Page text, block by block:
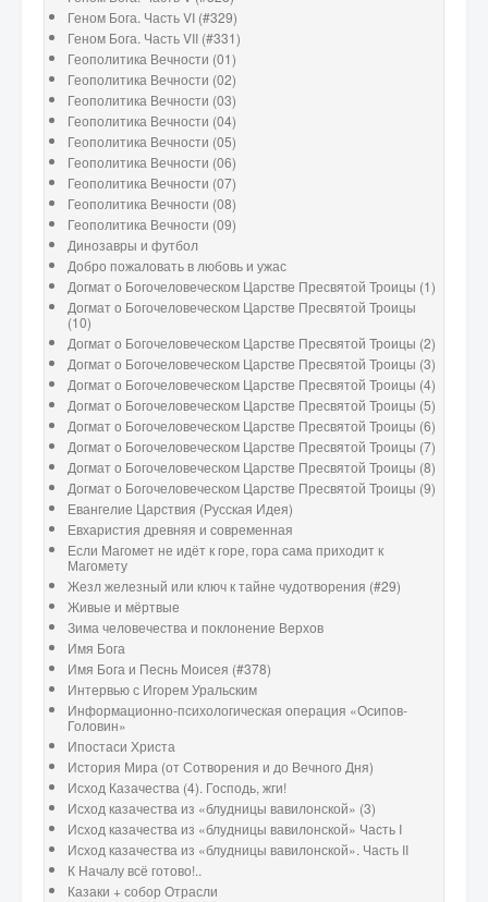
Геном Бога. Часть VI (#329)
Геном Бога. Часть VII (#331)
Геополитика Вечности (01)
Геополитика Вечности (02)
Геополитика Вечности (03)
Геополитика Вечности (04)
Геополитика Вечности (05)
Геополитика Вечности (06)
Геополитика Вечности (07)
Геополитика Вечности (08)
Геополитика Вечности (09)
Динозавры и футбол
Добро пожаловать в любовь и ужас
Догмат о Богочеловеческом Царстве Пресвятой Троицы (1)
Догмат о Богочеловеческом Царстве Пресвятой Троицы
(10)
Догмат о Богочеловеческом Царстве Пресвятой Троицы (2)
Догмат о Богочеловеческом Царстве Пресвятой Троицы (3)
Догмат о Богочеловеческом Царстве Пресвятой Троицы (4)
Догмат о Богочеловеческом Царстве Пресвятой Троицы (5)
Догмат о Богочеловеческом Царстве Пресвятой Троицы (6)
Догмат о Богочеловеческом Царстве Пресвятой Троицы (7)
Догмат о Богочеловеческом Царстве Пресвятой Троицы (8)
Догмат о Богочеловеческом Царстве Пресвятой Троицы (9)
Евангелие Царствия (Русская Идея)
Евхаристия древняя и современная
Если Магомет не идёт к горе, гора сама приходит к
Магомету
Жезл железный или ключ к тайне чудотворения (#29)
Живые и мёртвые
Зима человечества и поклонение Верхов
Имя Бога
Имя Бога и Песнь Моисея (#378)
Интервью с Игорем Уральским
Информационно-психологическая операция «Осипов-
Головин»
Ипостаси Христа
История Мира (от Сотворения и до Вечного Дня)
Исход Казачества (4). Господь, жги!
Исход казачества из «блудницы вавилонской» (3)
Исход казачества из «блудницы вавилонской» Часть I
Исход казачества из «блудницы вавилонской». Часть II
К Началу всё готово!..
Казаки + собор Отрасли